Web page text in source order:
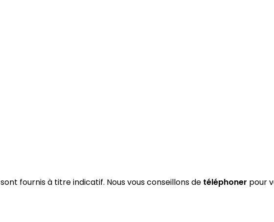
sont fournis à titre indicatif. Nous vous conseillons de téléphoner pour